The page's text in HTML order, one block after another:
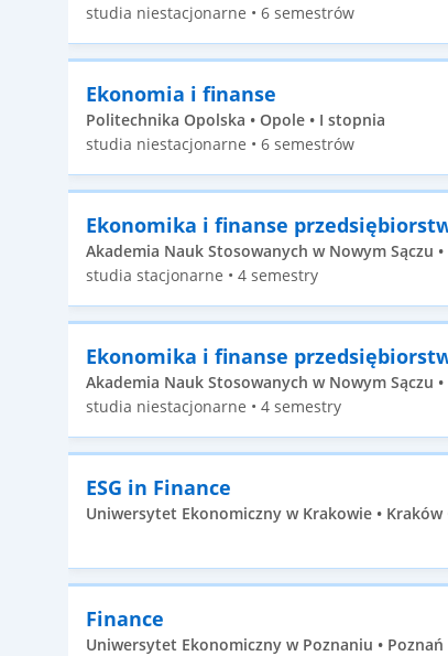
studia niestacjonarne • 6 semestrów
Ekonomia i finanse
Politechnika Opolska • Opole • I stopnia
studia niestacjonarne • 6 semestrów
Ekonomika i finanse
Akademia Nauk Stosowanych w Nowym Sączu
studia stacjonarne • 4 semestry
Ekonomika i finanse
Akademia Nauk Stosowanych w Nowym Sączu
studia niestacjonarne • 4 semestry
ESG in Finance
Uniwersytet Ekonomiczny w Krakowie • Kraków
Finance
Uniwersytet Ekonomiczny w Poznaniu • Poznań